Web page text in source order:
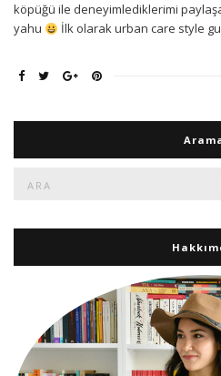
köpüğü ile deneyimlediklerimi
yahu
İlk olarak urban care style